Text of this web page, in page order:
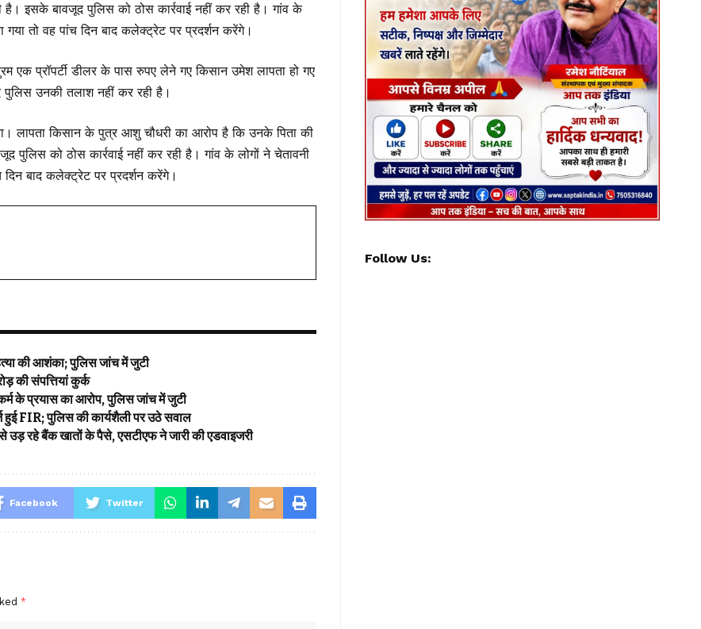
है। इसके बावजूद पुलिस को ठोस कार्रवाई नहीं कर रही है। गांव के
गया तो वह पांच दिन बाद कलेक्ट्रेट पर प्रदर्शन करेंगे।
एक प्रॉपर्टी डीलर के पास रुपए लेने गए किसान उमेश लापता हो गए
उनकी तलाश नहीं कर रही है।
लापता किसान के पुत्र आशु चौधरी का आरोप है कि उनके पिता की
पुलिस को ठोस कार्रवाई नहीं कर रही है। गांव के लोगों ने चेतावनी
दिन बाद कलेक्ट्रेट पर प्रदर्शन करेंगे।
की आशंका; पुलिस जांच में जुटी
की संपत्तियां कुर्क
के प्रयास का आरोप, पुलिस जांच में जुटी
हुई FIR; पुलिस की कार्यशैली पर उठे सवाल
उड़ रहे बैंक खातों के पैसे, एसटीएफ ने जारी की एडवाइजरी
Facebook Twitter
*
Follow Us: